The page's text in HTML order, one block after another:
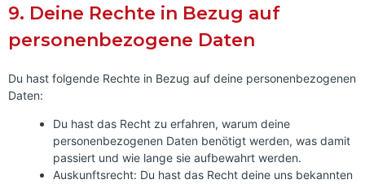
9. Deine Rechte in Bezug auf
personenbezogene Daten
Du hast folgende Rechte in Bezug auf deine personenbezogenen
Daten:
Du hast das Recht zu erfahren, warum deine
personenbezogenen Daten benötigt werden, was damit
passiert und wie lange sie aufbewahrt werden.
Auskunftsrecht: Du hast das Recht deine uns bekannten